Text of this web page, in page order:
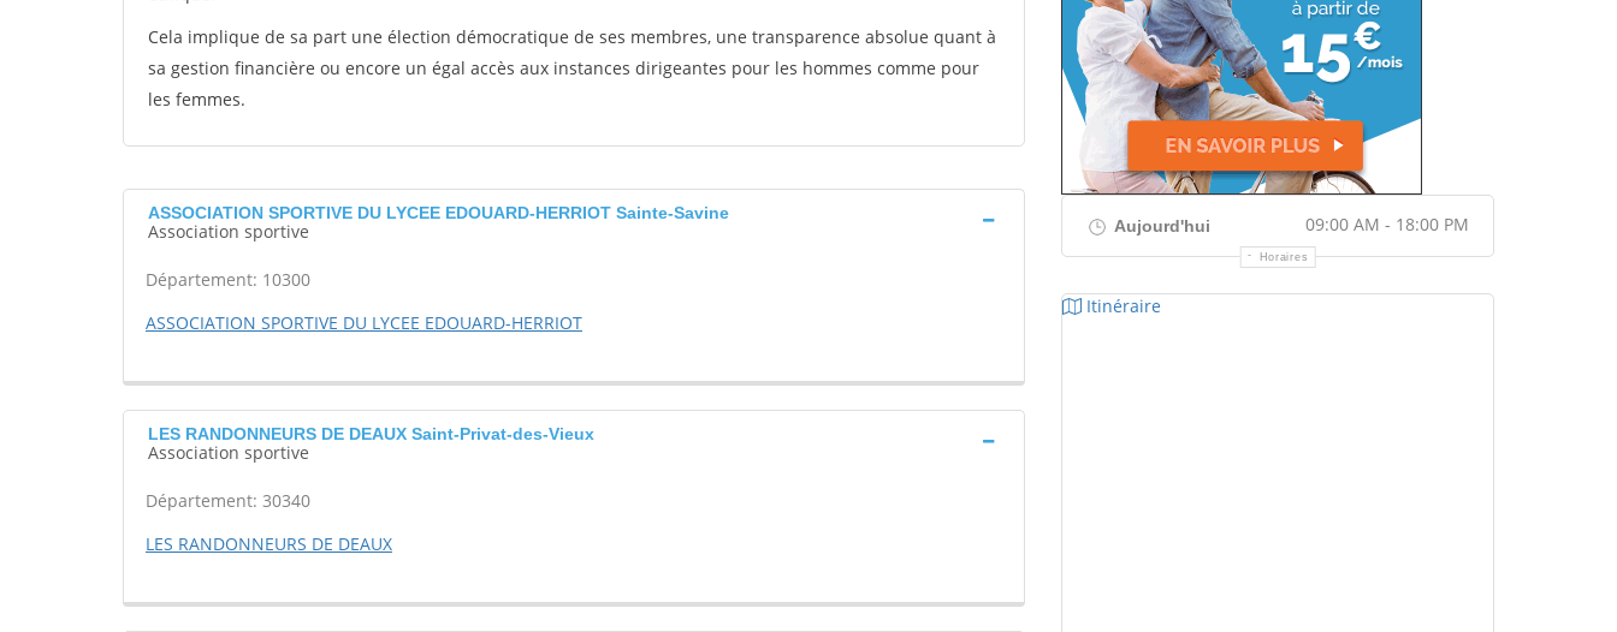
Cela implique de sa part une élection démocratique de ses membres, une transparence absolue quant à
sa gestion financière ou encore un égal accès aux instances dirigeantes pour les hommes comme pour
les femmes.
ASSOCIATION SPORTIVE DU LYCEE EDOUARD-HERRIOT Sainte-Savine
Association sportive
Département: 10300
ASSOCIATION SPORTIVE DU LYCEE EDOUARD-HERRIOT
LES RANDONNEURS DE DEAUX Saint-Privat-des-Vieux
Association sportive
Département: 30340
LES RANDONNEURS DE DEAUX
Aujourd'hui 09:00 AM - 18:00 PM
Horaires
Itinéraire